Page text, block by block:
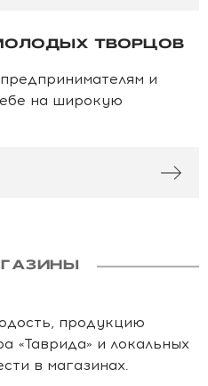
ТВОРЦОВ
и
на широкую
продукцию
«Таврида» и локальных
в магазинах.